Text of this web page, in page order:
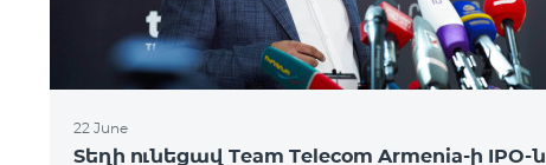
22 June
Տեղի ունեցավ Team Telecom Armenia-ի IPO-ն